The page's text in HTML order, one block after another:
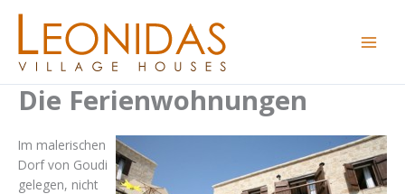
springen
Die Ferienwohnungen
Im malerischen
Dorf von Goudi
gelegen, nicht